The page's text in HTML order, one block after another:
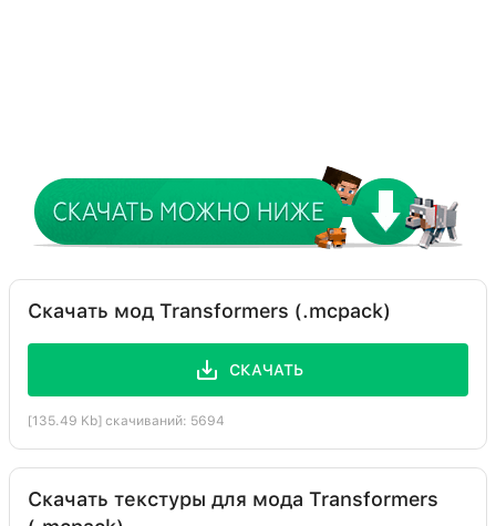
Скачать мод Transformers (.mcpack)
СКАЧАТЬ
[135.49 Kb] скачиваний: 5694
Скачать текстуры для мода Transformers